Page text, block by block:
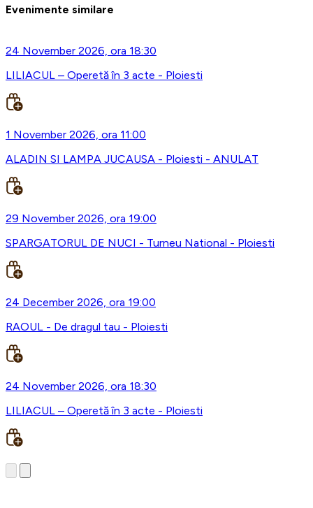
Evenimente similare
24 November 2026, ora 18:30
LILIACUL – Operetă în 3 acte - Ploiesti
1 November 2026, ora 11:00
ALADIN SI LAMPA JUCAUSA - Ploiesti - ANULAT
29 November 2026, ora 19:00
SPARGATORUL DE NUCI - Turneu National - Ploiesti
24 December 2026, ora 19:00
RAOUL - De dragul tau - Ploiesti
24 November 2026, ora 18:30
LILIACUL – Operetă în 3 acte - Ploiesti